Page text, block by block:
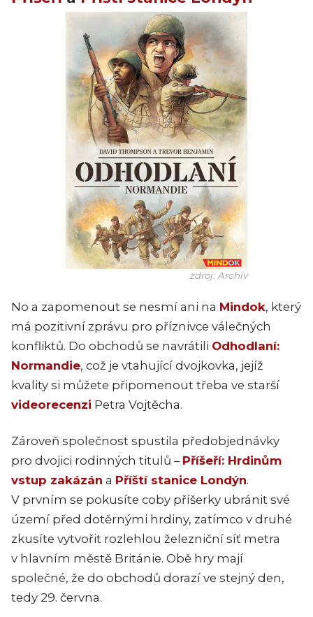
zdroj: Archiv
No a zapomenout se nesmí ani na Mindok, který
má pozitivní zprávu pro příznivce válečných
konfliktů. Do obchodů se navrátili Odhodlaní:
Normandie, což je vtahující dvojkovka, jejíž
kvality si můžete připomenout třeba ve starší
videorecenzi Petra Vojtěcha.
Zároveň společnost spustila předobjednávky
pro dvojici rodinných titulů – Příšeří: Hrdinům
vstup zakázán a Příští stanice Londýn.
V prvním se pokusíte coby příšerky ubránit své
území před dotěrnými hrdiny, zatímco v druhé
zkusíte vytvořit rozlehlou železniční síť metra
v hlavním městě Británie. Obě hry mají
společné, že do obchodů dorazí ve stejný den,
tedy 29. června.